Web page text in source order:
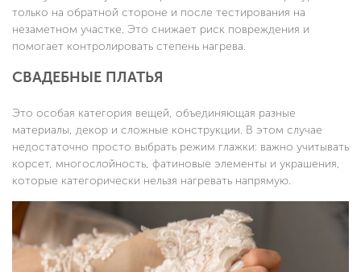
только на обратной стороне и после тестирования на
незаметном участке. Это снижает риск повреждения и
помогает контролировать степень нагрева.
СВАДЕБНЫЕ ПЛАТЬЯ
Это особая категория вещей, объединяющая разные
материалы, декор и сложные конструкции. В этом случае
недостаточно просто выбрать режим глажки: важно учитывать
корсет, многослойность, фатиновые элементы и украшения,
которые категорически нельзя нагревать напрямую.